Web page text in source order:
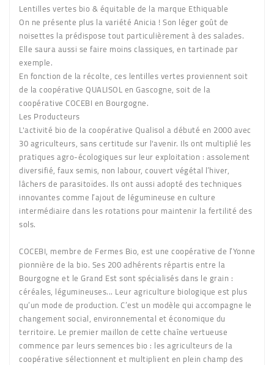
Lentilles vertes bio & équitable de la marque Ethiquable
On ne présente plus la variété Anicia ! Son léger goût de
noisettes la prédispose tout particulièrement à des salades.
Elle saura aussi se faire moins classiques, en tartinade par
exemple.
En fonction de la récolte, ces lentilles vertes proviennent soit
de la coopérative QUALISOL en Gascogne, soit de la
coopérative COCEBI en Bourgogne.
Les Producteurs
L'activité bio de la coopérative Qualisol a débuté en 2000 avec
30 agriculteurs, sans certitude sur l'avenir. Ils ont multiplié les
pratiques agro-écologiques sur leur exploitation : assolement
diversifié, faux semis, non labour, couvert végétal l’hiver,
lâchers de parasitoïdes. Ils ont aussi adopté des techniques
innovantes comme l’ajout de légumineuse en culture
intermédiaire dans les rotations pour maintenir la fertilité des
sols.
COCEBI, membre de Fermes Bio, est une coopérative de l’Yonne
pionnière de la bio. Ses 200 adhérents répartis entre la
Bourgogne et le Grand Est sont spécialisés dans le grain :
céréales, légumineuses... Leur agriculture biologique est plus
qu’un mode de production. C’est un modèle qui accompagne le
changement social, environnemental et économique du
territoire. Le premier maillon de cette chaîne vertueuse
commence par leurs semences bio : les agriculteurs de la
coopérative sélectionnent et multiplient en plein champ des